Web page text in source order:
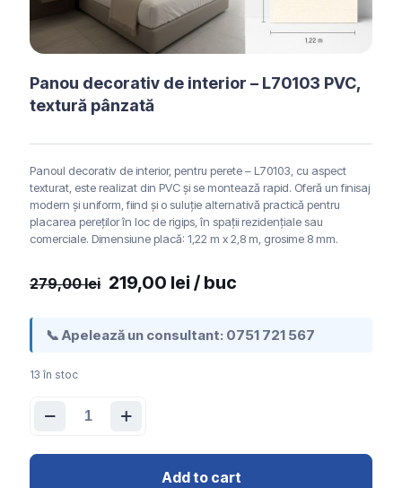
Panou decorativ de interior – L70103 PVC,
textură pânzată
Panoul decorativ de interior, pentru perete – L70103, cu aspect
texturat, este realizat din PVC și se montează rapid. Oferă un finisaj
modern și uniform, fiind și o suluție alternativă practică pentru
placarea pereților în loc de rigips, în spații rezidențiale sau
comerciale. Dimensiune placă: 1,22 m x 2,8 m, grosime 8 mm.
279,00lei Prețul
a
219,00 lei Prețul
este:
/ buc
📞 Apelează un consultant: 0751 721 567
13 în stoc
Panou
de
Add to cart